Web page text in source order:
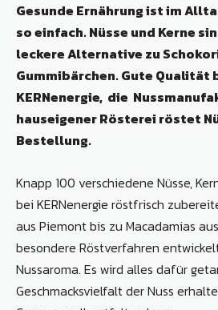
Gesunde Ernährung ist im
so einfach. Nüsse und Kerne
leckere Alternative zu
Gummibärchen. Gute Qualität
KERNenergie, die
hauseigener Rösterei röstet
Bestellung.
Knapp 100 verschiedene Nüsse,
bei KERNenergie röstfrisch
aus Piemont bis zu Macadamias
besondere Röstverfahren
Nussaroma. Es wird alles dafür
Geschmacksvielfalt der Nuss